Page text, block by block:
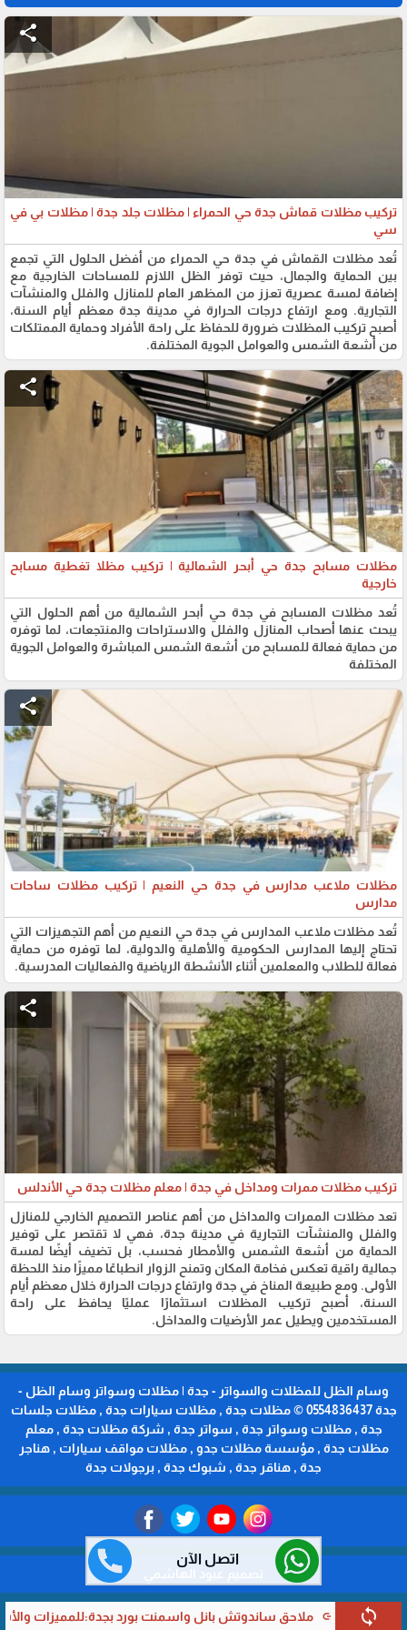
اتصل الآن
sync
بانل واسمنت بورد بجدة:للمميزات والأسعار وأيهما أفضل لبناء ملحق
share
تركيب مظلات قماش جدة حي الحمراء | مظلات جلد جدة | مظلات بي في
سي
تُعد مظلات القماش في جدة حي الحمراء من أفضل الحلول التي تجمع
بين الحماية والجمال، حيث توفر الظل اللازم للمساحات الخارجية مع
إضافة لمسة عصرية تعزز من المظهر العام للمنازل والفلل والمنشآت
التجارية. ومع ارتفاع درجات الحرارة في مدينة جدة معظم أيام السنة،
أصبح تركيب المظلات ضرورة للحفاظ على راحة الأفراد وحماية الممتلكات
من أشعة الشمس والعوامل الجوية المختلفة.
share
مظلات مسابح جدة حي أبحر الشمالية | تركيب مظلا تغطية مسابح
خارجية
تُعد مظلات المسابح في جدة حي أبحر الشمالية من أهم الحلول التي
يبحث عنها أصحاب المنازل والفلل والاستراحات والمنتجعات، لما توفره
من حماية فعالة للمسابح من أشعة الشمس المباشرة والعوامل الجوية
المختلفة
share
مظلات ملاعب مدارس في جدة حي النعيم | تركيب مظلات ساحات
مدارس
تُعد مظلات ملاعب المدارس في جدة حي النعيم من أهم التجهيزات التي
تحتاج إليها المدارس الحكومية والأهلية والدولية، لما توفره من حماية
فعالة للطلاب والمعلمين أثناء الأنشطة الرياضية والفعاليات المدرسية.
share
تركيب مظلات ممرات ومداخل في جدة | معلم مظلات جدة حي الأندلس
تعد مظلات الممرات والمداخل من أهم عناصر التصميم الخارجي للمنازل
والفلل والمنشآت التجارية في مدينة جدة، فهي لا تقتصر على توفير
الحماية من أشعة الشمس والأمطار فحسب، بل تضيف أيضًا لمسة
جمالية راقية تعكس فخامة المكان وتمنح الزوار انطباعًا مميزًا منذ اللحظة
الأولى. ومع طبيعة المناخ في جدة وارتفاع درجات الحرارة خلال معظم أيام
السنة، أصبح تركيب المظلات استثمارًا عمليًا يحافظ على راحة
المستخدمين ويطيل عمر الأرضيات والمداخل.
وسام الظل للمظلات والسواتر - جدة | مظلات وسواتر وسام الظل -
جدة 0554836437 © مظلات جدة , مظلات سيارات جدة , مظلات جلسات
جدة , مظلات وسواتر جدة , سواتر جدة , شركة مظلات جدة , معلم
مظلات جدة , مؤسسة مظلات جدو , مظلات مواقف سيارات , هناجر
جدة , هناقر جدة , شبوك جدة , برجولات جدة
تصميم عبود الهاشمي